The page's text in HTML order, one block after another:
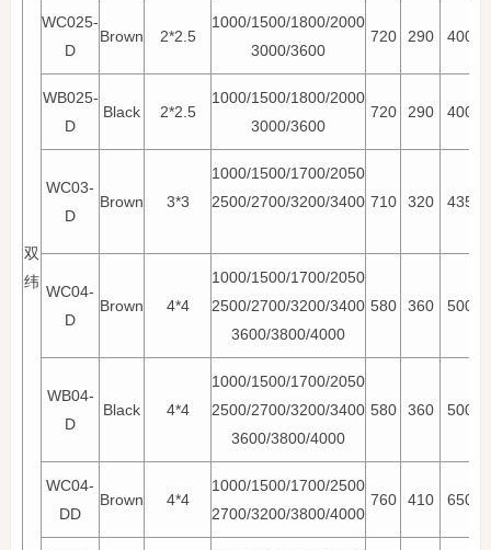
双
纬
WC025-
D
Brown 2*2.5
1000/1500/1800/2000
3000/3600
720 290 400
WB025-
D
Black 2*2.5
1000/1500/1800/2000
3000/3600
720 290 400
WC03-
D
Brown 3*3
1000/1500/1700/2050
2500/2700/3200/3400 710 320 435
WC04-
D
Brown 4*4
1000/1500/1700/2050
2500/2700/3200/3400
3600/3800/4000
580 360 500
WB04-
D
Black 4*4
1000/1500/1700/2050
2500/2700/3200/3400
3600/3800/4000
580 360 500
WC04-
DD
Brown 4*4
1000/1500/1700/2500
2700/3200/3800/4000
760 410 650